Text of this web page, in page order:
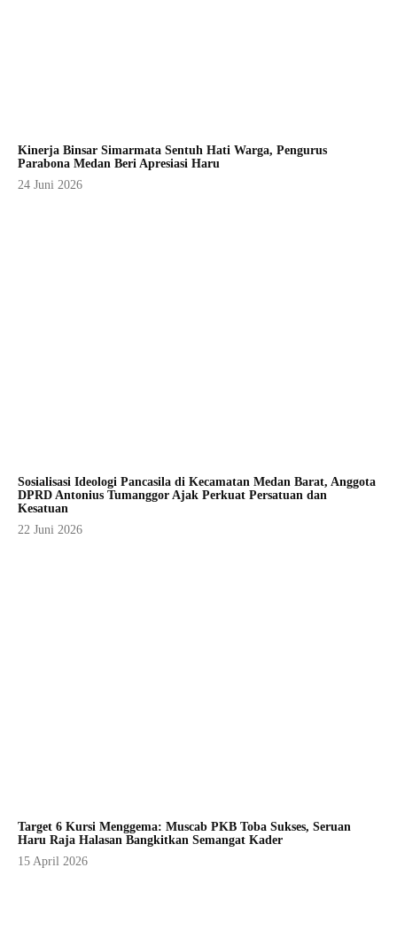
Kinerja Binsar Simarmata Sentuh Hati Warga, Pengurus
Parabona Medan Beri Apresiasi Haru
24 Juni 2026
Sosialisasi Ideologi Pancasila di Kecamatan Medan Barat, Anggota
DPRD Antonius Tumanggor Ajak Perkuat Persatuan dan
Kesatuan
22 Juni 2026
Target 6 Kursi Menggema: Muscab PKB Toba Sukses, Seruan
Haru Raja Halasan Bangkitkan Semangat Kader
15 April 2026